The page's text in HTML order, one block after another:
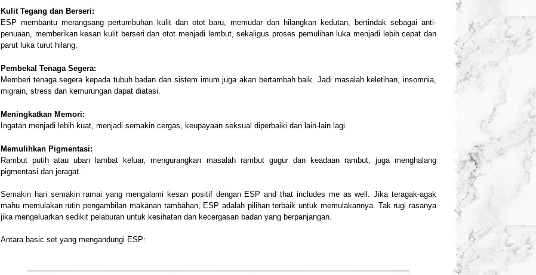
Kulit Tegang dan Berseri:
ESP membantu merangsang pertumbuhan kulit dan otot baru, memudar dan hilangkan kedutan, bertindak sebagai anti-
penuaan, memberikan kesan kulit berseri dan otot menjadi lembut, sekaligus proses pemulihan luka menjadi lebih cepat dan
parut luka turut hilang.
Pembekal Tenaga Segera:
Memberi tenaga segera kepada tubuh badan dan sistem imum juga akan bertambah baik. Jadi masalah keletihan, insomnia,
migrain, stress dan kemurungan dapat diatasi.
Meningkatkan Memori:
Ingatan menjadi lebih kuat, menjadi semakin cergas, keupayaan seksual diperbaiki dan lain-lain lagi.
Memulihkan Pigmentasi:
Rambut putih atau uban lambat keluar, mengurangkan masalah rambut gugur dan keadaan rambut, juga menghalang
pigmentasi dan jeragat.
Semakin hari semakin ramai yang mengalami kesan positif dengan ESP and that includes me as well. Jika teragak-agak
mahu memulakan rutin pengambilan makanan tambahan, ESP adalah pilihan terbaik untuk memulakannya. Tak rugi rasanya
jika mengeluarkan sedikit pelaburan untuk kesihatan dan kecergasan badan yang berpanjangan.
Antara basic set yang mengandungi ESP: